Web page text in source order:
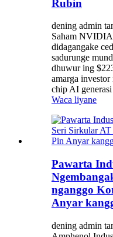
Rubin
dening admin
Saham
didagangake
sadurunge
dhuwur ing
amarga
chip AI generasi
Waca liyane
Pawarta
nganggo
Anyar
dening admin